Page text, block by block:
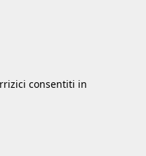
consentiti in